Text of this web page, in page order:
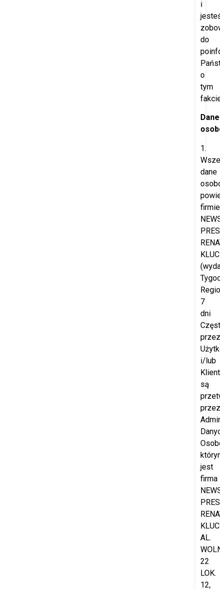
i
do
o
tym
Dane
1.
dane
firmie
7
dni
przez
i/lub
są
przez
jest
firma
AL.
22
LOK.
12,